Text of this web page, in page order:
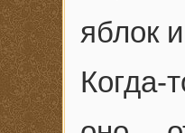
яблок
Когда-